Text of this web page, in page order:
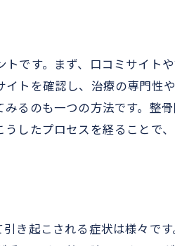
です。まず、口コミサイト
トを確認し、治療の専門性
るのも一つの方法です。整
したプロセスを経ることで
き起こされる症状は様々で